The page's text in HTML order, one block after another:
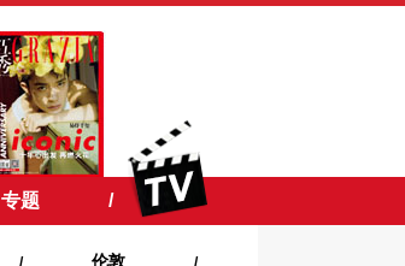
专题 /
/ 伦敦 /